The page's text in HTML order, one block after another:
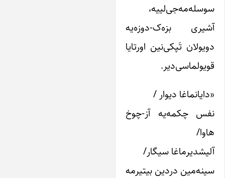
بزه‌ک-دوزه‌یه
تَپکی‌نین اورتایا
دیوار /
چکمه‌‌یه آز-چوخ
سیگار/
دردین بیتیرمه­‌